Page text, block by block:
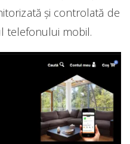
şi controlată de
telefonului mobil.